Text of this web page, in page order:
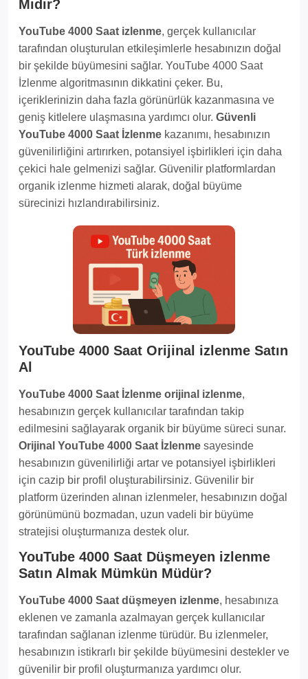
Midir?
YouTube 4000 Saat izlenme, gerçek kullanıcılar
tarafından oluşturulan etkileşimlerle hesabınızın doğal
bir şekilde büyümesini sağlar. YouTube 4000 Saat
İzlenme algoritmasının dikkatini çeker. Bu,
içeriklerinizin daha fazla görünürlük kazanmasına ve
geniş kitlelere ulaşmasına yardımcı olur. Güvenli
YouTube 4000 Saat İzlenme kazanımı, hesabınızın
güvenilirliğini artırırken, potansiyel işbirlikleri için daha
çekici hale gelmenizi sağlar. Güvenilir platformlardan
organik izlenme hizmeti alarak, doğal büyüme
sürecinizi hızlandırabilirsiniz.
YouTube 4000 Saat Orijinal izlenme Satın
Al
YouTube 4000 Saat İzlenme orijinal izlenme,
hesabınızın gerçek kullanıcılar tarafından takip
edilmesini sağlayarak organik bir büyüme süreci sunar.
Orijinal YouTube 4000 Saat İzlenme sayesinde
hesabınızın güvenilirliği artar ve potansiyel işbirlikleri
için cazip bir profil oluşturabilirsiniz. Güvenilir bir
platform üzerinden alınan izlenmeler, hesabınızın doğal
görünümünü bozmadan, uzun vadeli bir büyüme
stratejisi oluşturmanıza destek olur.
YouTube 4000 Saat Düşmeyen izlenme
Satın Almak Mümkün Müdür?
YouTube 4000 Saat düşmeyen izlenme, hesabınıza
eklenen ve zamanla azalmayan gerçek kullanıcılar
tarafından sağlanan izlenme türüdür. Bu izlenmeler,
hesabınızın istikrarlı bir şekilde büyümesini destekler ve
güvenilir bir profil oluşturmanıza yardımcı olur.